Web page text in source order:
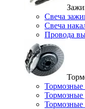
Свеча
Свеча
Провода
Тормозные
Тормозные
Тормозные